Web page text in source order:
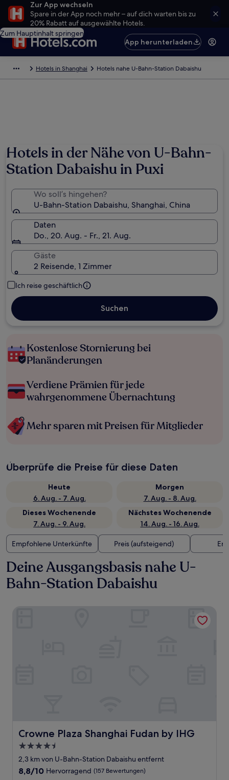
Zur App wechseln
Spare in der App noch mehr – auf dich warten bis zu
20% Rabatt auf ausgewählte Hotels.
Zum Hauptinhalt springen
App herunterladen
Hotels in Shanghai Hotels nahe U-Bahn-Station Dabaishu
Hotels in der Nähe von U-Bahn-
Station Dabaishu in Puxi
Wo soll’s hingehen?
U-Bahn-Station Dabaishu, Shanghai, China
Daten
Do., 20. Aug. - Fr., 21. Aug.
Gäste
2 Reisende, 1 Zimmer
Ich reise geschäftlich
Suchen
Kostenlose Stornierung bei
Planänderungen
Verdiene Prämien für jede
wahrgenommene Übernachtung
Mehr sparen mit Preisen für Mitglieder
Überprüfe die Preise für diese Daten
Heute
6. Aug. - 7. Aug.
Morgen
7. Aug. - 8. Aug.
Dieses Wochenende
7. Aug. - 9. Aug.
Nächstes Wochenende
14. Aug. - 16. Aug.
Empfohlene Unterkünfte Preis (aufsteigend)
Deine Ausgangsbasis nahe U-
Bahn-Station Dabaishu
Crowne Plaza Shanghai Fudan by IHG
Crowne Plaza Shanghai Fudan by IHG
4.5-
Sterne-
Unterkunft
2,3 km von U-Bahn-Station Dabaishu entfernt
8.8
8,8/10 Hervorragend (157 Bewertungen)